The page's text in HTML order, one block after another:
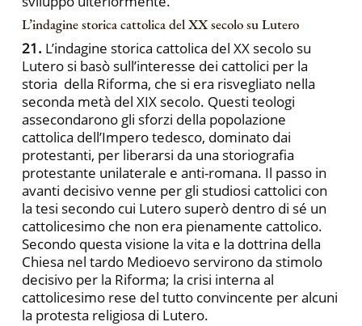
L’indagine storica cattolica del XX secolo su Lutero
21. L’indagine storica cattolica del XX secolo su
Lutero si basò sull’interesse dei cattolici per la
storia della Riforma, che si era risvegliato nella
seconda metà del XIX secolo. Questi teologi
assecondarono gli sforzi della popolazione
cattolica dell’Impero tedesco, dominato dai
protestanti, per liberarsi da una storiografia
protestante unilaterale e anti-romana. Il passo in
avanti decisivo venne per gli studiosi cattolici con
la tesi secondo cui Lutero superò dentro di sé un
cattolicesimo che non era pienamente cattolico.
Secondo questa visione la vita e la dottrina della
Chiesa nel tardo Medioevo servirono da stimolo
decisivo per la Riforma; la crisi interna al
cattolicesimo rese del tutto convincente per alcuni
la protesta religiosa di Lutero.